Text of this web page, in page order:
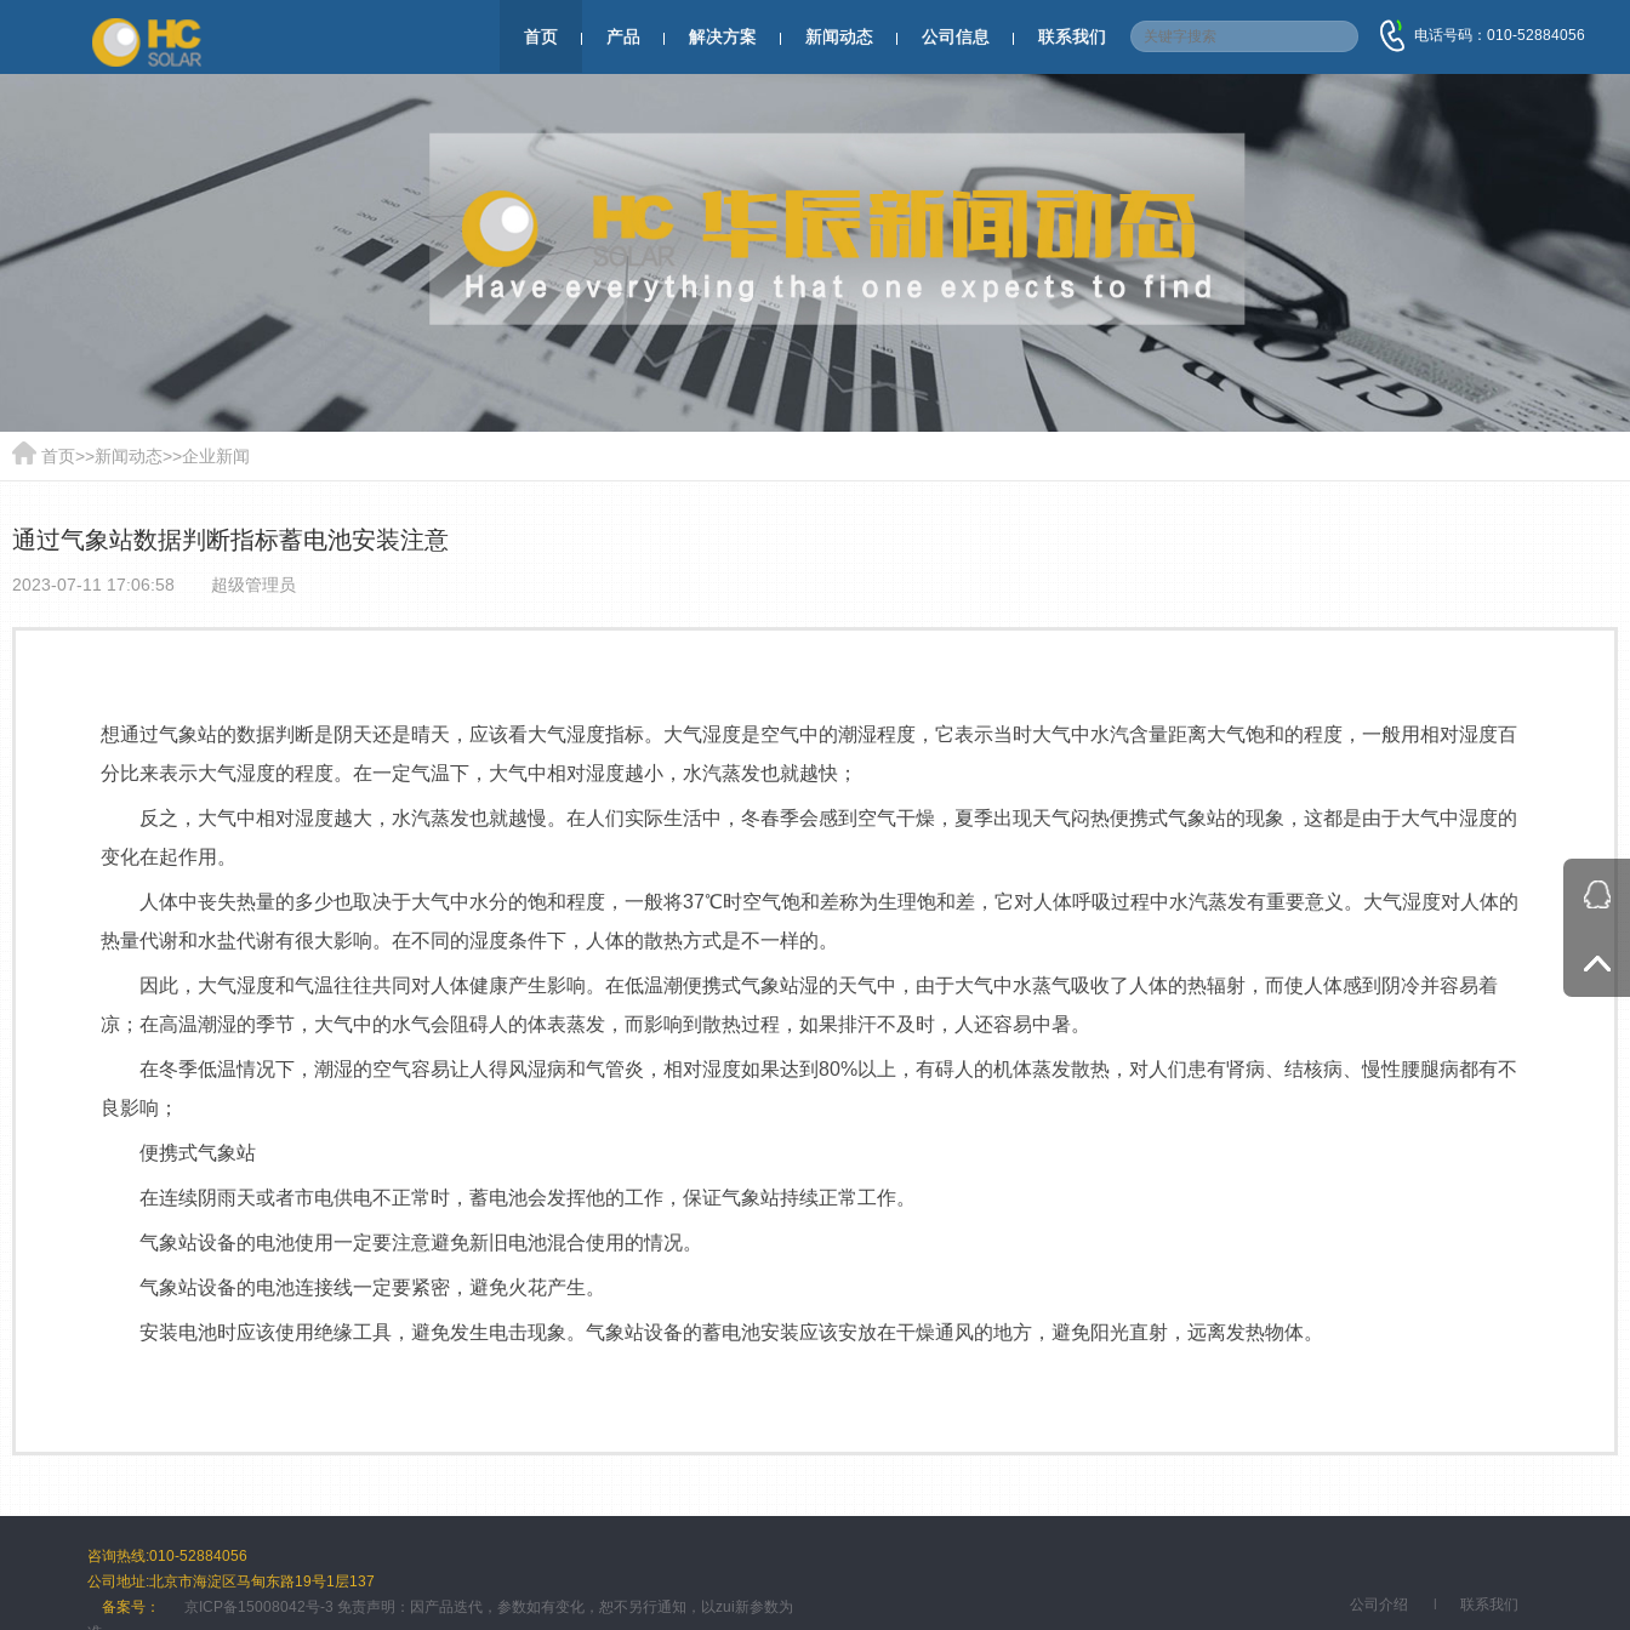
首页 产品 解决方案 新闻动态 公司信息 联系我们 电话号码：010-52884056
首页>>新闻动态>>企业新闻
通过气象站数据判断指标蓄电池安装注意
2023-07-11 17:06:58 超级管理员
想通过气象站的数据判断是阴天还是晴天，应该看大气湿度指标。大气湿度是空气中的潮湿程度，它表示当时大气中水汽含量距离大气饱和的程度，一般用相对湿度百
分比来表示大气湿度的程度。在一定气温下，大气中相对湿度越小，水汽蒸发也就越快；
反之，大气中相对湿度越大，水汽蒸发也就越慢。在人们实际生活中，冬春季会感到空气干燥，夏季出现天气闷热便携式气象站的现象，这都是由于大气中湿度的
变化在起作用。
人体中丧失热量的多少也取决于大气中水分的饱和程度，一般将37℃时空气饱和差称为生理饱和差，它对人体呼吸过程中水汽蒸发有重要意义。大气湿度对人体的
热量代谢和水盐代谢有很大影响。在不同的湿度条件下，人体的散热方式是不一样的。
因此，大气湿度和气温往往共同对人体健康产生影响。在低温潮便携式气象站湿的天气中，由于大气中水蒸气吸收了人体的热辐射，而使人体感到阴冷并容易着
凉；在高温潮湿的季节，大气中的水气会阻碍人的体表蒸发，而影响到散热过程，如果排汗不及时，人还容易中暑。
在冬季低温情况下，潮湿的空气容易让人得风湿病和气管炎，相对湿度如果达到80%以上，有碍人的机体蒸发散热，对人们患有肾病、结核病、慢性腰腿病都有不
良影响；
便携式气象站
在连续阴雨天或者市电供电不正常时，蓄电池会发挥他的工作，保证气象站持续正常工作。
气象站设备的电池使用一定要注意避免新旧电池混合使用的情况。
气象站设备的电池连接线一定要紧密，避免火花产生。
安装电池时应该使用绝缘工具，避免发生电击现象。气象站设备的蓄电池安装应该安放在干燥通风的地方，避免阳光直射，远离发热物体。
咨询热线:010-52884056
公司地址:北京市海淀区马甸东路19号1层137
备案号：
京ICP备15008042号-3 免责声明：因产品迭代，参数如有变化，恕不另行通知，以zui新参数为
公司介绍 联系我们